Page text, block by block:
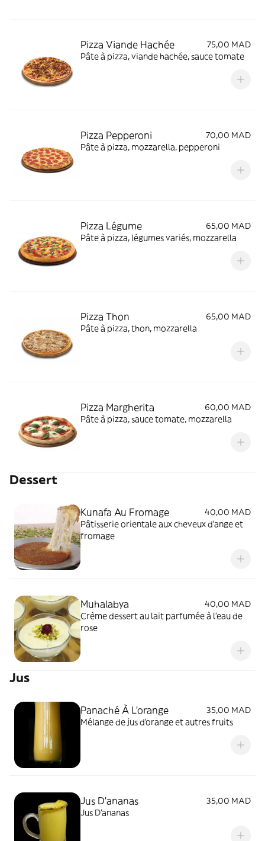
Pizza Viande Hachée
75,00 MAD
Pâte à pizza, viande hachée, sauce tomate
Pizza Pepperoni
70,00 MAD
Pâte à pizza, mozzarella, pepperoni
Pizza Légume
65,00 MAD
Pâte à pizza, légumes variés, mozzarella
Pizza Thon
65,00 MAD
Pâte à pizza, thon, mozzarella
Pizza Margherita
60,00 MAD
Pâte à pizza, sauce tomate, mozzarella
Dessert
Kunafa Au Fromage
40,00 MAD
Pâtisserie orientale aux cheveux d'ange et
fromage
Muhalabya
40,00 MAD
Crème dessert au lait parfumée à l'eau de
rose
Jus
Panaché À L'orange
35,00 MAD
Mélange de jus d'orange et autres fruits
Jus D'ananas
35,00 MAD
Jus D'ananas